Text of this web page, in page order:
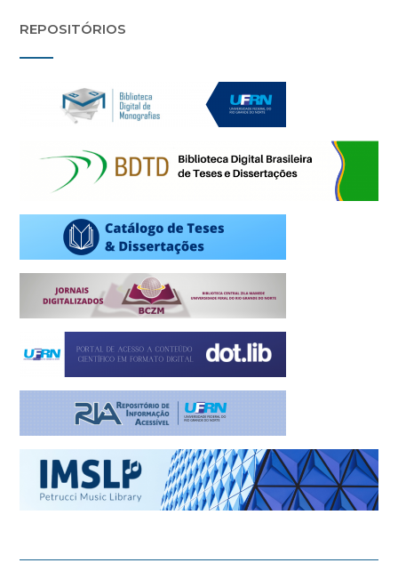
REPOSITÓRIOS